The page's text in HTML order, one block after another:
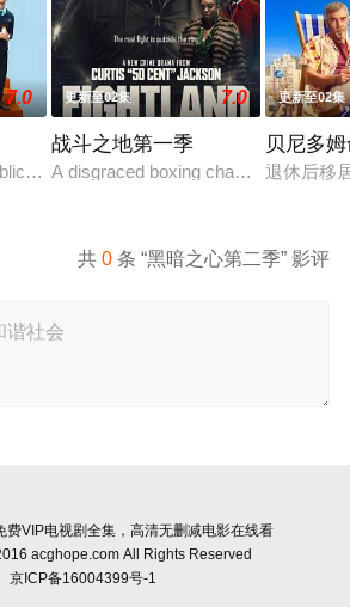
7.0
en redes sociales una foto en el set d
更新至02集 7.0
战斗之地第一季
A disgraced boxing champion is
更新至02集
贝尼多
退休后移
共0 条 “黑暗之心第二季” 影评
费VIP电视剧全集，高清无删减电影在线看
acghope.com All Rights Reserved
京ICP备16004399号-1